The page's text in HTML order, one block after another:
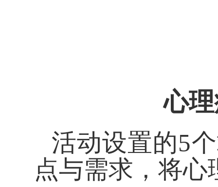
心
活动设置的5
点与需求，将